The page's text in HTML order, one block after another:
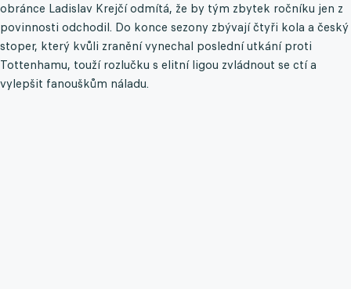
obránce Ladislav Krejčí odmítá, že by tým zbytek ročníku jen z
povinnosti odchodil. Do konce sezony zbývají čtyři kola a český
stoper, který kvůli zranění vynechal poslední utkání proti
Tottenhamu, touží rozlučku s elitní ligou zvládnout se ctí a
vylepšit fanouškům náladu.